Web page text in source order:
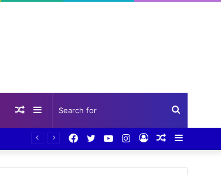
Search
for
Sidebar
Random
Sidebar
Random
Log
Instagram
YouTube
Twitter
Facebook